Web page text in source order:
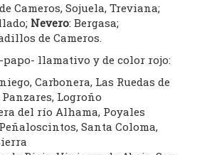
Cameros, Sojuela, Treviana;
Nevero: Bergasa;
de Cameros.
papo- llamativo y de color rojo:
Carbonera, Las Ruedas de
Logroño
del río Alhama, Poyales
Santa Coloma,